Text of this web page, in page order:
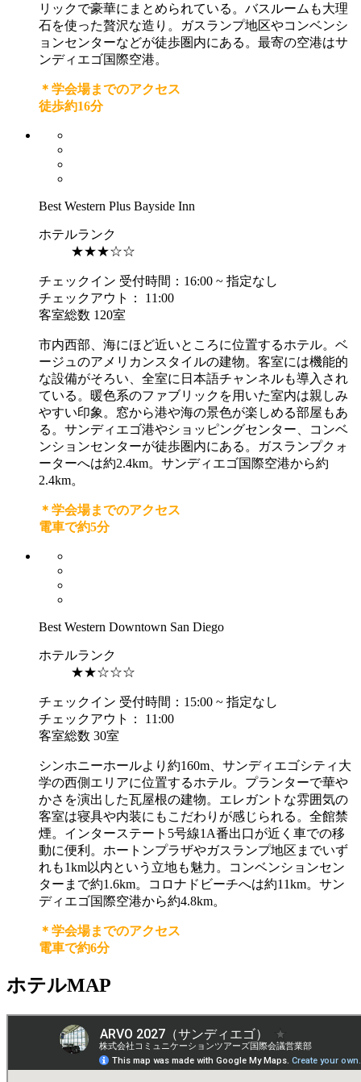
リックで豪華にまとめられている。バスルームも大理
石を使った贅沢な造り。ガスランプ地区やコンベンシ
ョンセンターなどが徒歩圏内にある。最寄の空港はサ
ンディエゴ国際空港。
＊学会場までのアクセス
徒歩約16分
Best Western Plus Bayside Inn
ホテルランク
★★★☆☆
チェックイン 受付時間：16:00 ~ 指定なし
チェックアウト： 11:00
客室総数 120室
市内西部、海にほど近いところに位置するホテル。ベ
ージュのアメリカンスタイルの建物。客室には機能的
な設備がそろい、全室に日本語チャンネルも導入され
ている。暖色系のファブリックを用いた室内は親しみ
やすい印象。窓から港や海の景色が楽しめる部屋もあ
る。サンディエゴ港やショッピングセンター、コンベ
ンションセンターが徒歩圏内にある。ガスランプクォ
ーターへは約2.4km。サンディエゴ国際空港から約
2.4km。
＊学会場までのアクセス
電車で約5分
Best Western Downtown San Diego
ホテルランク
★★☆☆☆
チェックイン 受付時間：15:00 ~ 指定なし
チェックアウト： 11:00
客室総数 30室
シンホニーホールより約160m、サンディエゴシティ大
学の西側エリアに位置するホテル。プランターで華や
かさを演出した瓦屋根の建物。エレガントな雰囲気の
客室は寝具や内装にもこだわりが感じられる。全館禁
煙。インターステート5号線1A番出口が近く車での移
動に便利。ホートンプラザやガスランプ地区までいず
れも1km以内という立地も魅力。コンベンションセン
ターまで約1.6km。コロナドビーチへは約11km。サン
ディエゴ国際空港から約4.8km。
＊学会場までのアクセス
電車で約6分
ホテルMAP